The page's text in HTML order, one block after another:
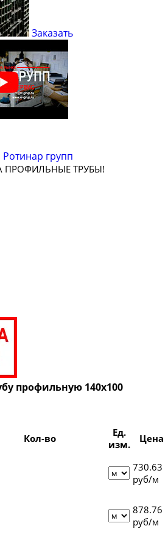
40х25
50х20
50х25
50х30
50х40
60х40
70х20
120х50
Заказать
ПРОФИЛЬНЫЕ ТРУБЫ!
профильную 140х100
Кол-во
Ед.
изм.
Цена
730.63
руб/м
878.76
руб/м